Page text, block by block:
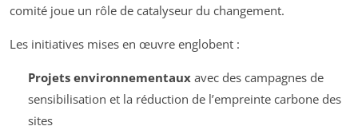
comité joue un rôle de catalyseur du changement.
Les initiatives mises en œuvre englobent :
Projets environnementauxavec des campagnes de
sensibilisation et la réduction de l’empreinte carbone des
sites